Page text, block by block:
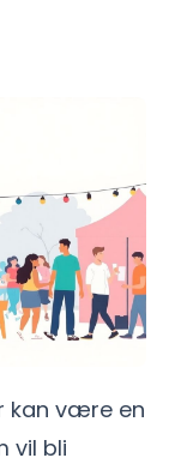
kan være en
vil bli